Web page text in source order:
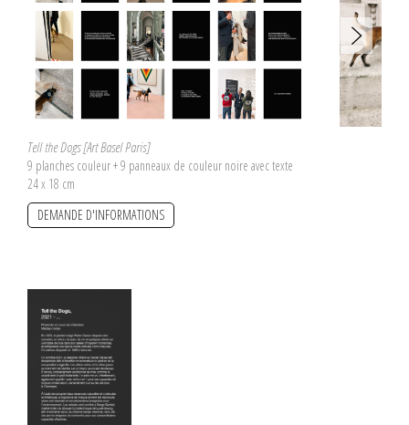
Tell the Dogs [Art Basel Paris]
9 planches couleur + 9 panneaux de couleur noire avec texte
24 x 18 cm
DEMANDE D'INFORMATIONS